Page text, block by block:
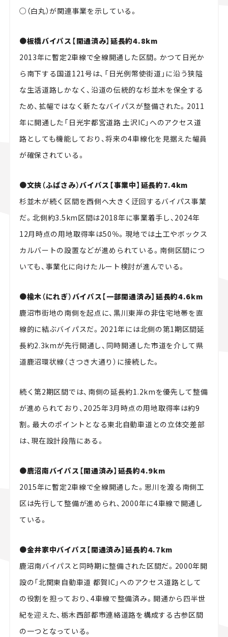
○（白丸）が関連事業を示している。
●板橋バイパス【開通済み】延長約4.8km
2013年に暫定2車線で全線開通した区間。かつて日光か
ら南下する国道121号は、「日光例幣使街道」に沿う狭隘
な生活道路しかなく、沿道の伝統的な杉並木を保全する
ため、拡幅ではなく新たなバイパスが整備された。2011
年に開通した「日光宇都宮道路 土沢IC」へのアクセス道
路としても機能しており、将来の4車線化を見据えた幅員
が確保されている。
●文挾（ふばさみ）バイパス【事業中】延長約7.4km
杉並木が続く区間を西側へ大きく迂回するバイパス事業
だ。北側約3.5km区間は2018年に事業着手し、2024年
12月時点の用地取得率は50％。現地では土工やボックス
カルバートの設置などが進められている。南側区間につ
いても、事業化に向けたルート検討が進んでいる。
●楡木（にれぎ）バイパス【一部開通済み】延長約4.6km
鹿沼市街地の南側を起点に、黒川東岸の非住宅地帯を直
線的に結ぶバイパスだ。2021年には北側の第1期区間延
長約2.3kmが先行開通し、同時開通した市道を介して県
道鹿沼環状線（さつき大通り）に接続した。
続く第2期区間では、南側の延長約1.2kmを優先して整備
が進められており、2025年3月時点の用地取得率は約9
割。最大のポイントとなる東北自動車道との立体交差部
は、現在設計段階にある。
●鹿沼南バイパス【開通済み】延長約4.9km
2015年に暫定2車線で全線開通した。思川を渡る南側工
区は先行して整備が進められ、2000年に4車線で開通し
ている。
●金井家中バイパス【開通済み】延長約4.7km
鹿沼南バイパスと同時期に整備された区間だ。2000年開
設の「北関東自動車道 都賀IC」へのアクセス道路として
の役割を担っており、4車線で整備済み。開通から四半世
紀を迎えた、栃木西部都市連絡道路を構成する古参区間
の一つとなっている。